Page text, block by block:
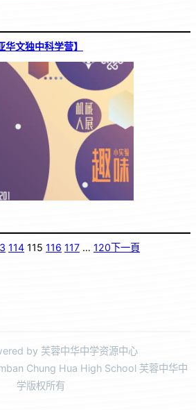
文独中科学营】
114 115 116 117 … 120 下一頁
by 芙蓉中华中学资源中心
Chung Hua High School 芙蓉中华中
学版权所有